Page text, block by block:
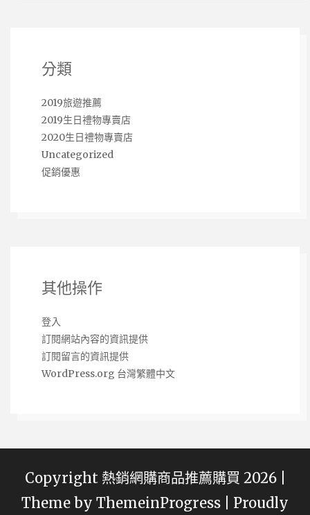
分類
2019旅遊推薦
2019生日禮物專賣店
2020生日禮物專賣店
Uncategorized
促銷優惠
其他操作
登入
訂閱網站內容的資訊提供
訂閱留言的資訊提供
WordPress.org 台灣繁體中文
Copyright 熱銷網購商品推薦購買 2026 |
Theme by ThemeinProgress Proudly